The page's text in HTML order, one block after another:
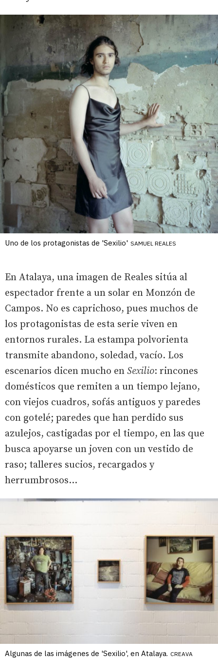
Uno de los protagonistas de 'Sexilio' SAMUEL REALES
En Atalaya, una imagen de Reales sitúa al
espectador frente a un solar en Monzón de
Campos. No es caprichoso, pues muchos de
los protagonistas de esta serie viven en
entornos rurales. La estampa polvorienta
transmite abandono, soledad, vacío. Los
escenarios dicen mucho en Sexilio: rincones
domésticos que remiten a un tiempo lejano,
con viejos cuadros, sofás antiguos y paredes
con gotelé; paredes que han perdido sus
azulejos, castigadas por el tiempo, en las que
busca apoyarse un joven con un vestido de
raso; talleres sucios, recargados y
herrumbrosos...
Algunas de las imágenes de 'Sexilio', en Atalaya. CREAVA